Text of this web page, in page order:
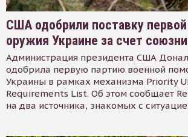
США одобрили поставку
оружия Украине за счет
Администрация президента США
одобрила первую партию военной
Украины в рамках механизма Priority
Requirements List. Об этом сообщает
на два источника, знакомых с